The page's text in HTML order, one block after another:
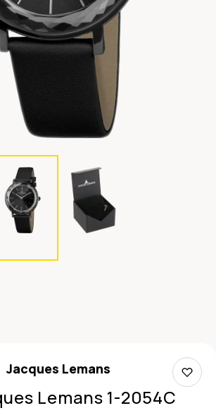
Jacques Lemans
Lemans 1-2054C